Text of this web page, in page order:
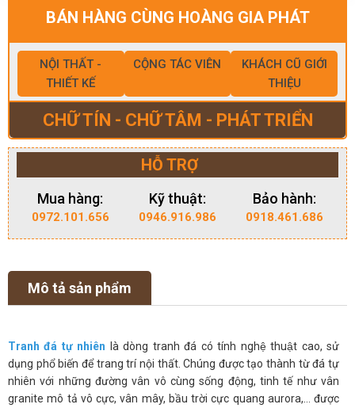
BÁN HÀNG CÙNG HOÀNG GIA PHÁT
NỘI THẤT -
THIẾT KẾ
CỘNG TÁC VIÊN
KHÁCH CŨ GIỚI
THIỆU
CHỮ TÍN - CHỮ TÂM - PHÁT TRIỂN
HỖ TRỢ
Mua hàng:
0972.101.656
Kỹ thuật:
0946.916.986
Bảo hành:
0918.461.686
Mô tả sản phẩm
Tranh đá tự nhiên là dòng tranh đá có tính nghệ thuật cao, sử
dụng phổ biến để trang trí nội thất. Chúng được tạo thành từ đá tự
nhiên với những đường vân vô cùng sống động, tinh tế như vân
granite mô tả vô cực, vân mây, bầu trời cực quang aurora,… được